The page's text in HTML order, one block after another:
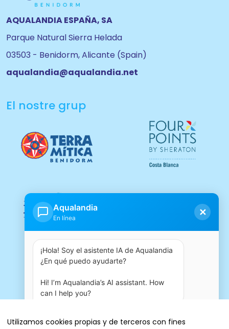
AQUALANDIA ESPAÑA, SA
Parque Natural Sierra Helada
03503 - Benidorm, Alicante (Spain)
aqualandia@aqualandia.net
El nostre grup
Aqualandia
En línea
✕
¡Hola! Soy el asistente IA de Aqualandia
¿En qué puedo ayudarte?
Hi! I’m Aqualandia’s AI assistant. How
can I help you?
Utilizamos cookies propias y de terceros con fines